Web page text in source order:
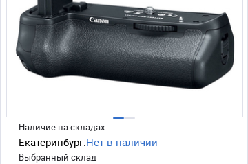
Наличие на складах
Екатеринбург:Нет в наличии
Выбранный склад